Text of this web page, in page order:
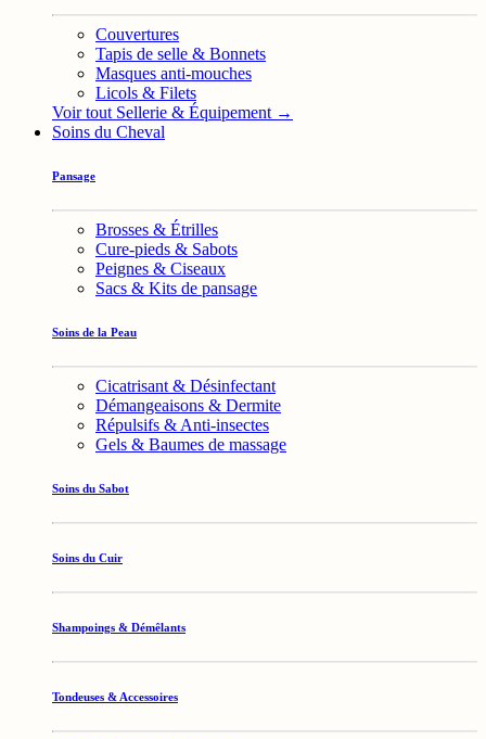
Couvertures
Tapis de selle & Bonnets
Masques anti-mouches
Licols & Filets
Voir tout Sellerie & Équipement →
Soins du Cheval
Pansage
Brosses & Étrilles
Cure-pieds & Sabots
Peignes & Ciseaux
Sacs & Kits de pansage
Soins de la Peau
Cicatrisant & Désinfectant
Démangeaisons & Dermite
Répulsifs & Anti-insectes
Gels & Baumes de massage
Soins du Sabot
Soins du Cuir
Shampoings & Démêlants
Tondeuses & Accessoires